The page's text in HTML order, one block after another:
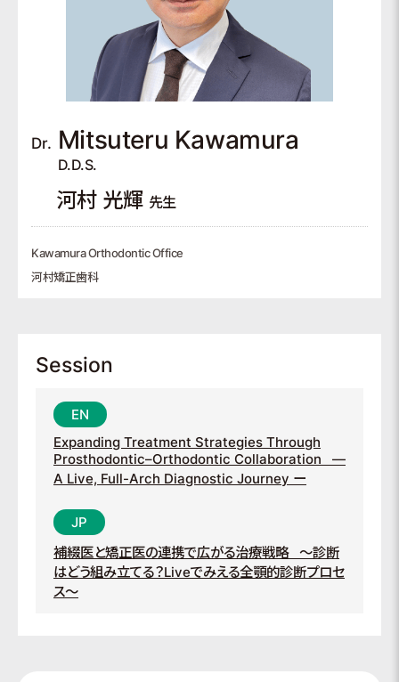
Dr. Mitsuteru Kawamura
D.D.S.
河村 光輝 先生
Kawamura Orthodontic Office
河村矯正歯科
Session
Expanding Treatment Strategies Through
Prosthodontic–Orthodontic Collaboration —
A Live, Full-Arch Diagnostic Journey ー
補綴医と矯正医の連携で広がる治療戦略〜診断
はどう組み立てる？Liveでみえる全顎的診断プロセ
ス〜